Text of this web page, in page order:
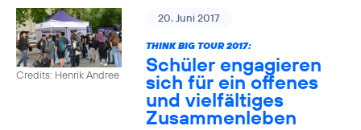
Credits: Henrik Andree
20. Juni 2017
THINK BIG TOUR 2017:
Schüler engagieren
sich für ein offenes
und vielfältiges
Zusammenleben